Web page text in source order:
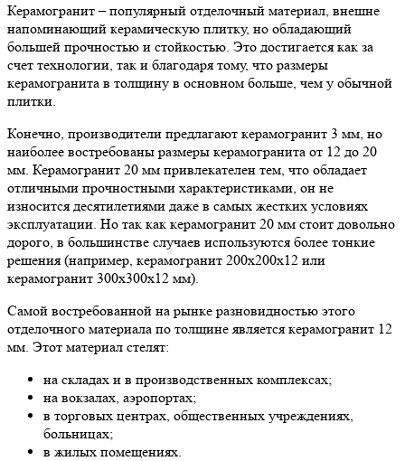
Керамогранит – популярный отделочный материал, внешне
напоминающий керамическую плитку, но обладающий
большей прочностью и стойкостью. Это достигается как за
счет технологии, так и благодаря тому, что размеры
керамогранита в толщину в основном больше, чем у обычной
плитки.
Конечно, производители предлагают керамогранит 3 мм, но
наиболее востребованы размеры керамогранита от 12 до 20
мм. Керамогранит 20 мм привлекателен тем, что обладает
отличными прочностными характеристиками, он не
износится десятилетиями даже в самых жестких условиях
эксплуатации. Но так как керамогранит 20 мм стоит довольно
дорого, в большинстве случаев используются более тонкие
решения (например, керамогранит 200х200х12 или
керамогранит 300х300х12 мм).
Самой востребованной на рынке разновидностью этого
отделочного материала по толщине является керамогранит 12
мм. Этот материал стелят:
на складах и в производственных комплексах;
на вокзалах, аэропортах;
в торговых центрах, общественных учреждениях,
больницах;
в жилых помещениях.